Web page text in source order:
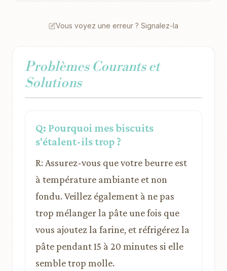
Vous voyez une erreur ? Signalez-la
Problèmes Courants et
Solutions
Q: Pourquoi mes biscuits
s'étalent-ils trop ?
R: Assurez-vous que votre beurre est
à température ambiante et non
fondu. Veillez également à ne pas
trop mélanger la pâte une fois que
vous ajoutez la farine, et réfrigérez la
pâte pendant 15 à 20 minutes si elle
semble trop molle.